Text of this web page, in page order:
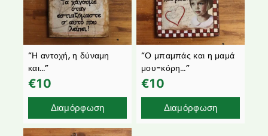
“Η αντοχή, η δύναμη
και…”
€10
Διαμόρφωση
“Ο μπαμπάς και η μαμά
μου-κόρη…”
€10
Διαμόρφωση